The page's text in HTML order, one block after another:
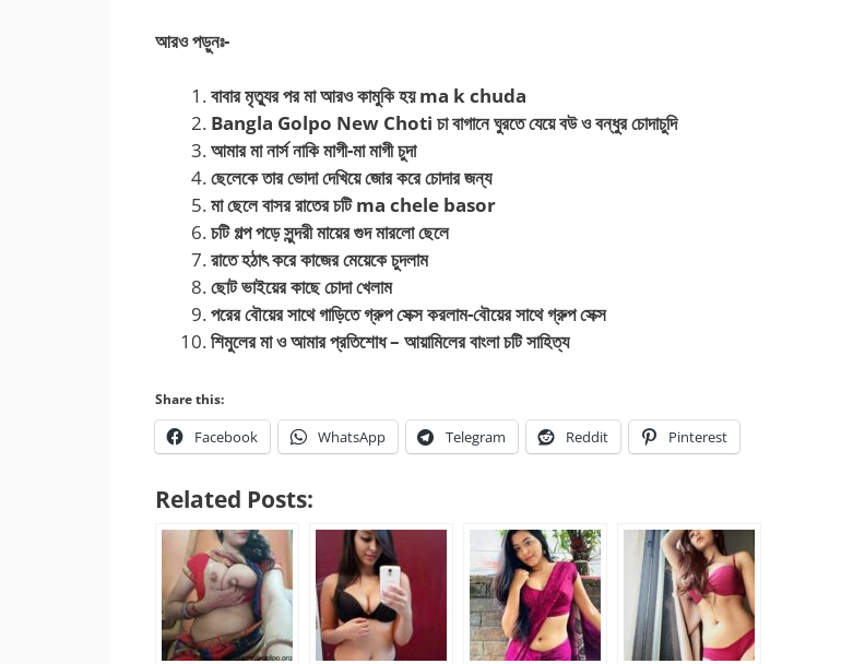
আরও পড়ুনঃ-
বাবার মৃত্যুর পর মা আরও কামুকি হয় ma k chuda
Bangla Golpo New Choti চা বাগানে ঘুরতে যেয়ে বউ ও বন্ধুর চোদাচুদি
আমার মা নার্স নাকি মাগী-মা মাগী চুদা
ছেলেকে তার ভোদা দেখিয়ে জোর করে চোদার জন্য
মা ছেলে বাসর রাতের চটি ma chele basor
চটি গল্প পড়ে সুন্দরী মায়ের গুদ মারলো ছেলে
রাতে হঠাৎ করে কাজের মেয়েকে চুদলাম
ছোট ভাইয়ের কাছে চোদা খেলাম
পরের বৌয়ের সাথে গাড়িতে গ্রুপ সেক্স করলাম-বৌয়ের সাথে গ্রুপ সেক্স
শিমুলের মা ও আমার প্রতিশোধ – আয়ামিলের বাংলা চটি সাহিত্য
Share this:
Facebook WhatsApp Telegram Reddit Pinterest
Related Posts: